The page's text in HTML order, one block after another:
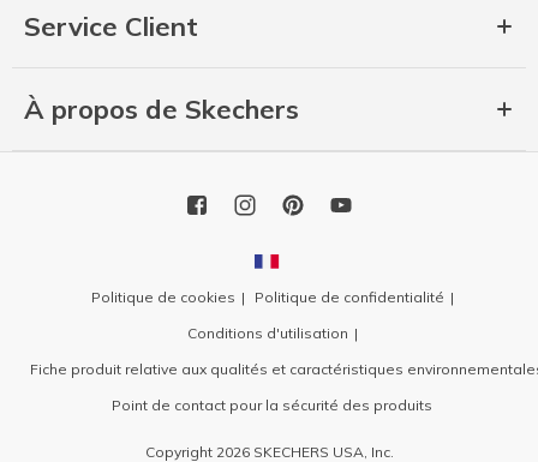
Service Client
À propos de Skechers
Politique de cookies
Politique de confidentialité
Conditions d'utilisation
Fiche produit relative aux qualités et caractéristiques
Point de contact pour la sécurité des produits
Copyright 2026 SKECHERS USA, Inc.